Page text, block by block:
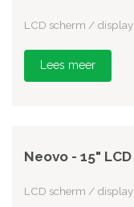
LCD scherm / display
Lees meer
Neovo - 15" LCD
LCD scherm / display